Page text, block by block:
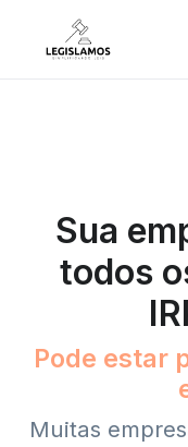
Sua
todos
Pode estar
Muitas